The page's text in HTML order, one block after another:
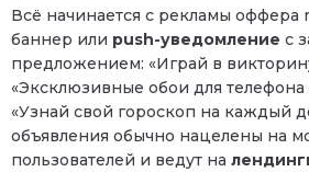
Всё начинается с рекламы оффера
баннер или push-уведомление с
предложением: «Играй в
«Эксклюзивные обои для телефона
«Узнай свой гороскоп на каждый
объявления обычно нацелены на
пользователей и ведут на